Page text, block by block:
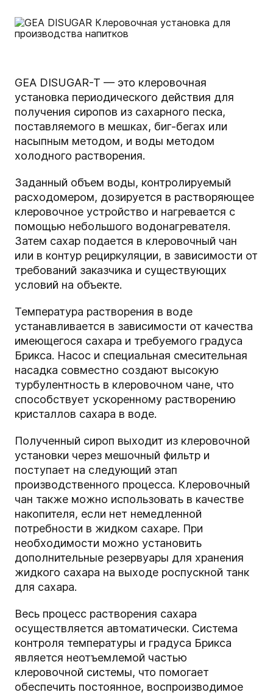
GEA DISUGAR-T — это клеровочная
установка периодического действия для
получения сиропов из сахарного песка,
поставляемого в мешках, биг-бегах или
насыпным методом, и воды методом
холодного растворения.
Заданный объем воды, контролируемый
расходомером, дозируется в растворяющее
клеровочное устройство и нагревается с
помощью небольшого водонагревателя.
Затем сахар подается в клеровочный чан
или в контур рециркуляции, в зависимости от
требований заказчика и существующих
условий на объекте.
Температура растворения в воде
устанавливается в зависимости от качества
имеющегося сахара и требуемого градуса
Брикса. Насос и специальная смесительная
насадка совместно создают высокую
турбулентность в клеровочном чане, что
способствует ускоренному растворению
кристаллов сахара в воде.
Полученный сироп выходит из клеровочной
установки через мешочный фильтр и
поступает на следующий этап
производственного процесса. Клеровочный
чан также можно использовать в качестве
накопителя, если нет немедленной
потребности в жидком сахаре. При
необходимости можно установить
дополнительные резервуары для хранения
жидкого сахара на выходе роспускной танк
для сахара.
Весь процесс растворения сахара
осуществляется автоматически. Система
контроля температуры и градуса Брикса
является неотъемлемой частью
клеровочной системы, что помогает
обеспечить постоянное, воспроизводимое